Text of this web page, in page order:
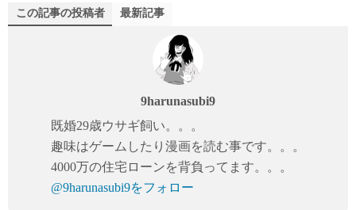
r
ok
この記事の投稿者 最新記事
9harunasubi9
既婚29歳ウサギ飼い。。。
趣味はゲームしたり漫画を読む事です。。。
4000万の住宅ローンを背負ってます。。。
@9harunasubi9をフォロー